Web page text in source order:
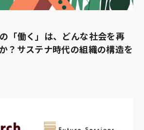
「働く」は、どんな社会を再
？サステナ時代の組織の構造を